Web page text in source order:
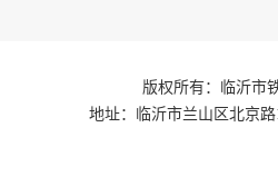
版权所有：临沂市
地址：临沂市兰山区北京路